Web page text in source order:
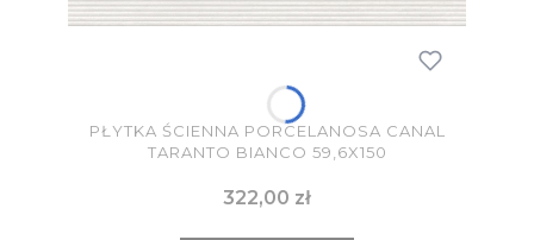
PŁYTKA ŚCIENNA PORCELANOSA CANAL
TARANTO BIANCO 59,6X150
Cena
322,00 zł